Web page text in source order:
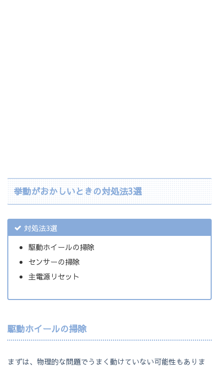
挙動がおかしいときの対処法3選
対処法3選
駆動ホイールの掃除
センサーの掃除
主電源リセット
駆動ホイールの掃除
まずは、物理的な問題でうまく動けていない可能性もありま